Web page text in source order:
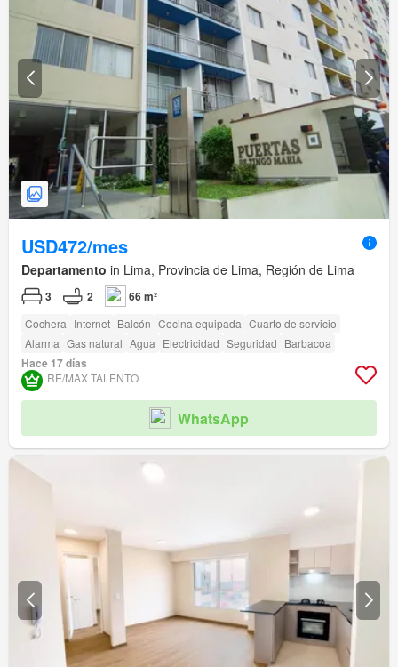
USD472/mes
Departamento in Lima, Provincia de Lima, Región de Lima
3 2 66 m²
Cochera Internet Balcón Cocina equipada Cuarto de servicio
Alarma Gas natural Agua Electricidad Seguridad Barbacoa
Hace 17 días
RE/MAX TALENTO
WhatsApp